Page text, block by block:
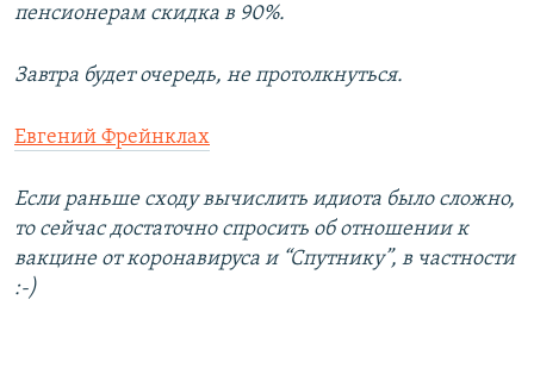
пенсионерам скидка в 90%.
Завтра будет очередь, не протолкнуться.
Евгений Фрейнклах
Если раньше сходу вычислить идиота было сложно,
то сейчас достаточно спросить об отношении к
вакцине от коронавируса и “Спутнику”, в частности
:-)